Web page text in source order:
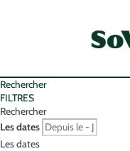
Rechercher
FILTRES
Rechercher
Les dates
Les dates